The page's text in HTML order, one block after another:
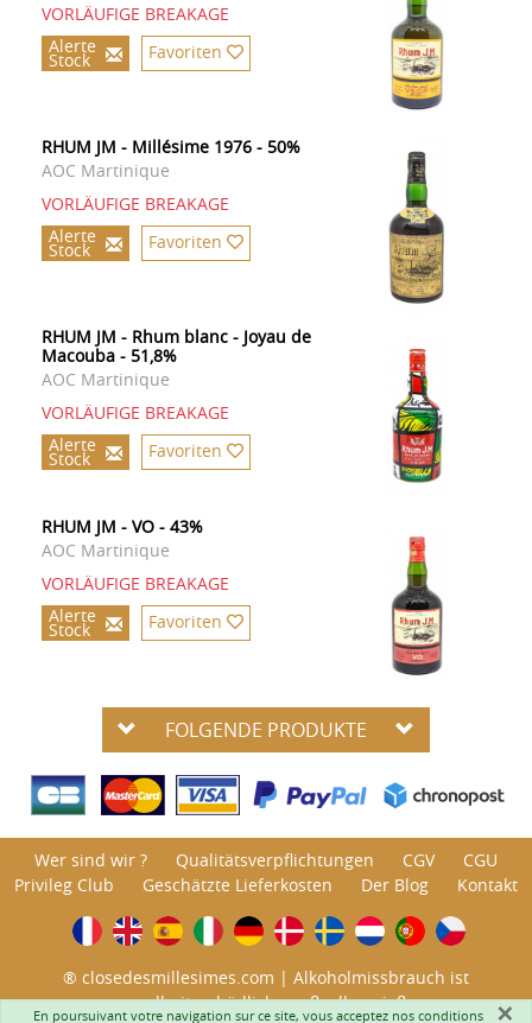
VORLÄUFIGE BREAKAGE
Alerte
Stock Favoriten
RHUM JM - Millésime 1976 - 50%
AOC Martinique
VORLÄUFIGE BREAKAGE
Alerte
Stock Favoriten
RHUM JM - Rhum blanc - Joyau de
Macouba - 51,8%
AOC Martinique
VORLÄUFIGE BREAKAGE
Alerte
Stock Favoriten
RHUM JM - VO - 43%
AOC Martinique
VORLÄUFIGE BREAKAGE
Alerte
Stock Favoriten
FOLGENDE PRODUKTE
Wer sind wir ? Qualitätsverpflichtungen CGV
CGU
Privileg Club
Geschätzte Lieferkosten Der Blog Kontakt
® closedesmillesimes.com | Alkoholmissbrauch ist
gesundheitsschädlich; maßvoll genießen.
×
En poursuivant votre navigation sur ce site, vous acceptez nos conditions